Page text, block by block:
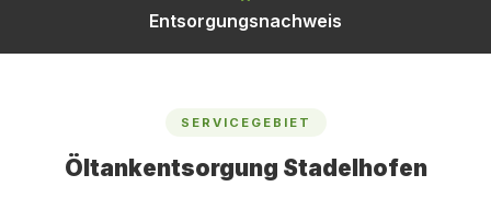
Entsorgungsnachweis
SERVICEGEBIET
Öltankentsorgung Stadelhofen